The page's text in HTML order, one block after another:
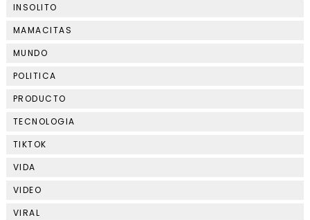
INSOLITO
MAMACITAS
MUNDO
POLITICA
PRODUCTO
TECNOLOGIA
TIKTOK
VIDA
VIDEO
VIRAL